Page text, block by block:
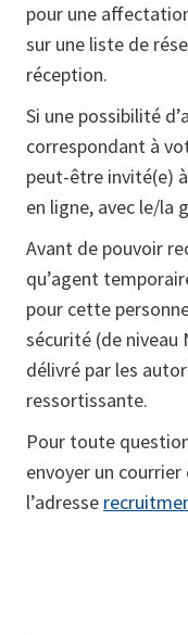
pour une
sur une liste de
réception.
Si une possibilité
correspondant à
peut-être invité(e)
en ligne, avec le/la
Avant de pouvoir
qu’agent
pour cette
sécurité (de niveau
délivré par les
ressortissante.
Pour toute
envoyer un
l’adresse